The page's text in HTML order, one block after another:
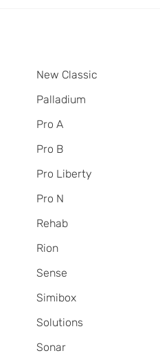
New Classic
Palladium
Pro A
Pro B
Pro Liberty
Pro N
Rehab
Rion
Sense
Simibox
Solutions
Sonar